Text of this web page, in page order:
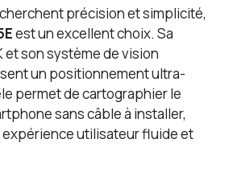
précision et simplicité,
est un excellent choix. Sa
et son système de vision
un positionnement ultra-
permet de cartographier le
sans câble à installer,
utilisateur fluide et